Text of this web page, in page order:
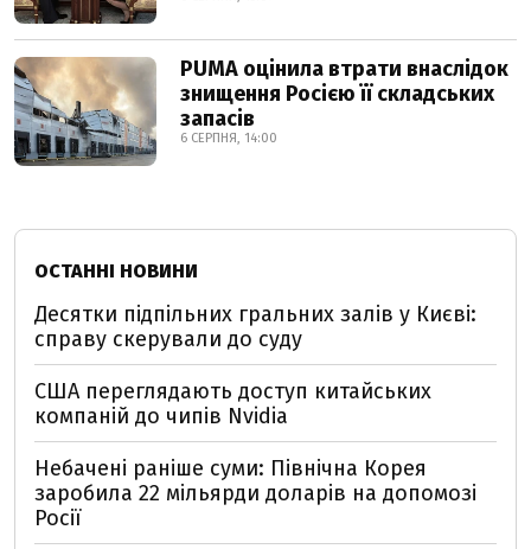
PUMA оцінила втрати внаслідок
знищення Росією її складських
запасів
6 СЕРПНЯ, 14:00
ОСТАННІ НОВИНИ
Десятки підпільних гральних залів у Києві:
справу скерували до суду
США переглядають доступ китайських
компаній до чипів Nvidia
Небачені раніше суми: Північна Корея
заробила 22 мільярди доларів на допомозі
Росії